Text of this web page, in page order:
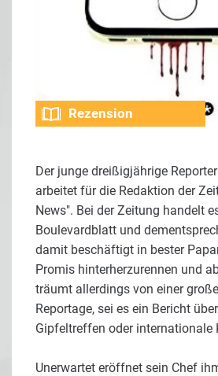
Rezension
Der junge dreißigjährige
arbeitet für die Redaktion der
News". Bei der Zeitung handelt
Boulevardblatt und
damit beschäftigt in bester
Promis hinterherzurennen und
träumt allerdings von einer
Reportage, sei es ein Bericht
Gipfeltreffen oder internationale
Unerwartet eröffnet sein Chef